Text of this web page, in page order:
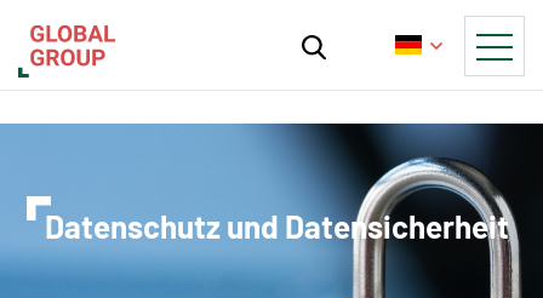
Datenschutz und Datensicherheit